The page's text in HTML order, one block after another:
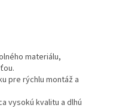
materiálu,
pre rýchlu montáž a
vysokú kvalitu a dlhú